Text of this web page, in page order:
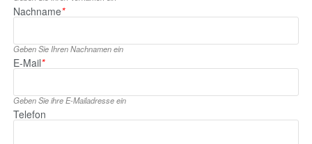
Nachname*
Geben Sie Ihren Nachnamen ein
E‑Mail*
Geben Sie ihre E‑Mailadresse ein
Telefon